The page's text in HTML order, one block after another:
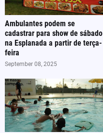
Ambulantes podem se
cadastrar para show de sábado
na Esplanada a partir de terça-
feira
September 08, 2025